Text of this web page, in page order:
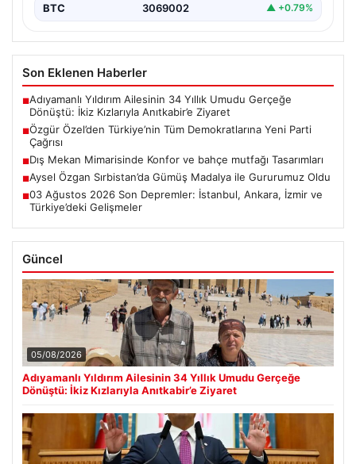
BTC 3069002 ▲ +0.79%
Son Eklenen Haberler
■Adıyamanlı Yıldırım Ailesinin 34 Yıllık Umudu Gerçeğe
Dönüştü: İkiz Kızlarıyla Anıtkabir’e Ziyaret
■Özgür Özel’den Türkiye’nin Tüm Demokratlarına Yeni Parti
Çağrısı
■Dış Mekan Mimarisinde Konfor ve bahçe mutfağı Tasarımları
■Aysel Özgan Sırbistan’da Gümüş Madalya ile Gururumuz Oldu
■03 Ağustos 2026 Son Depremler: İstanbul, Ankara, İzmir ve
Türkiye’deki Gelişmeler
Güncel
05/08/2026
Adıyamanlı Yıldırım Ailesinin 34 Yıllık Umudu Gerçeğe
Dönüştü: İkiz Kızlarıyla Anıtkabir’e Ziyaret